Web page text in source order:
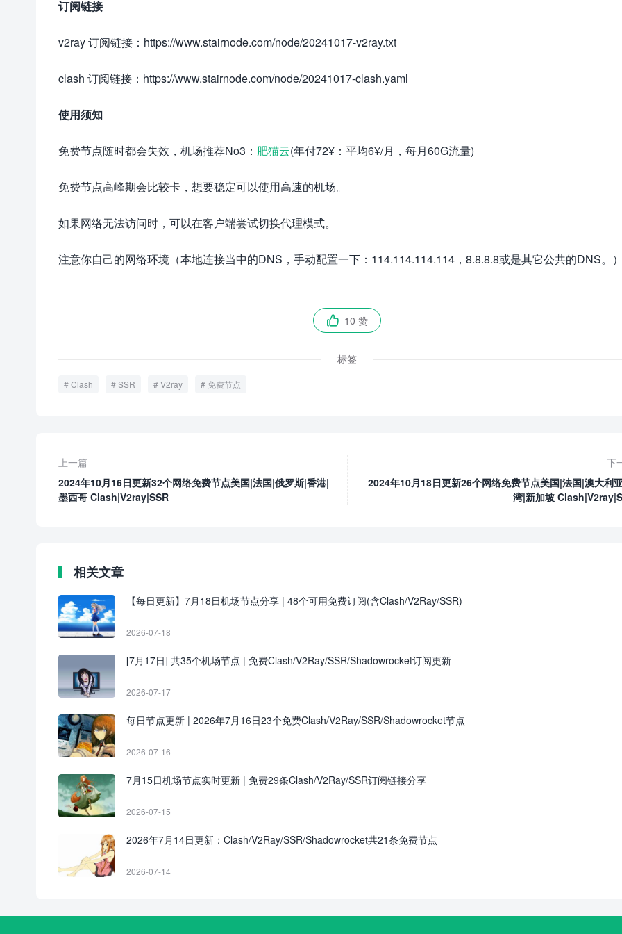
订阅链接
v2ray 订阅链接：https://www.stairnode.com/node/20241017-v2ray.txt
clash 订阅链接：https://www.stairnode.com/node/20241017-clash.yaml
使用须知
免费节点随时都会失效，机场推荐No3： 肥猫云(年付72¥：平均6¥/月，每月60G流量)
免费节点高峰期会比较卡，想要稳定可以使用高速的机场。
如果网络无法访问时，可以在客户端尝试切换代理模式。
注意你自己的网络环境（本地连接当中的DNS，手动配置一下：114.114.114.114，8.8.8.8或是其它公共的DNS。
 10 赞
标签
Clash SSR V2ray 免费节点
上一篇
2024年10月16日更新32个网络免费节点美国|法国|俄罗斯|香港|
墨西哥 Clash|V2ray|SSR
下
2024年10月18日更新26个网络免费节点美国|法国|澳大利
湾|新加坡
相关文章
【每日更新】7月18日机场节点分享 | 48个可用免费订阅(含Clash/V2Ray/SSR)
2026-07-18
[7月17日] 共35个机场节点 | 免费Clash/V2Ray/SSR/Shadowrocket订阅更新
2026-07-17
每日节点更新 | 2026年7月16日23个免费Clash/V2Ray/SSR/Shadowrocket节点
2026-07-16
7月15日机场节点实时更新 | 免费29条Clash/V2Ray/SSR订阅链接分享
2026-07-15
2026年7月14日更新：Clash/V2Ray/SSR/Shadowrocket共21条免费节点
2026-07-14